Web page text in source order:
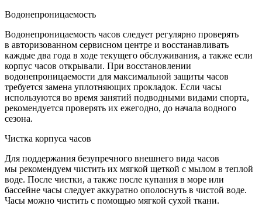
Водонепроницаемость
Водонепроницаемость часов следует регулярно проверять
в авторизованном сервисном центре и восстанавливать
каждые два года в ходе текущего обслуживания, а также если
корпус часов открывали. При восстановлении
водонепроницаемости для максимальной защиты часов
требуется замена уплотняющих прокладок. Если часы
используются во время занятий подводными видами спорта,
рекомендуется проверять их ежегодно, до начала водного
сезона.
Чистка корпуса часов
Для поддержания безупречного внешнего вида часов
мы рекомендуем чистить их мягкой щеткой с мылом в теплой
воде. После чистки, а также после купания в море или
бассейне часы следует аккуратно ополоснуть в чистой воде.
Часы можно чистить с помощью мягкой сухой ткани.